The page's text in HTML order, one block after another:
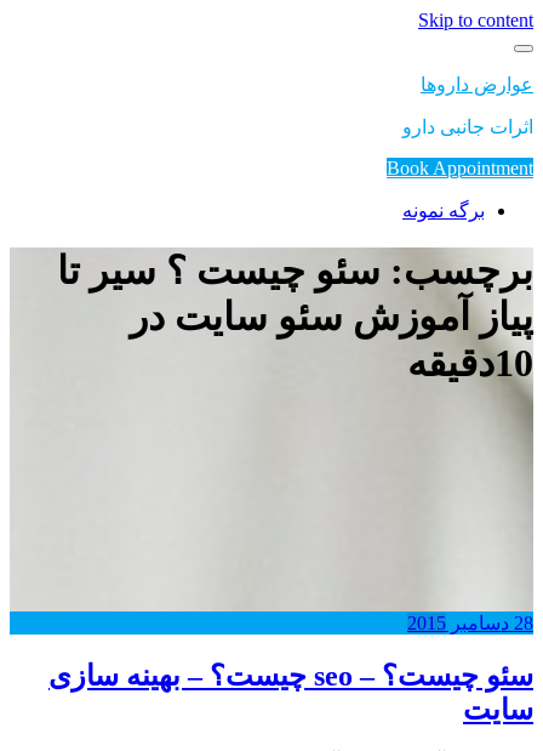
Skip to content
عوارض داروها
اثرات جانبی دارو
Book Appointment
برگه نمونه
برچسب: سئو چیست ؟ سیر تا
پیاز آموزش سئو سایت در
10دقیقه
28 دسامبر 2015
سئو چیست؟ – seo چیست؟ – بهینه سازی
سایت